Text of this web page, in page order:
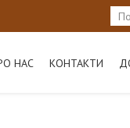
НАС КОНТАКТИ